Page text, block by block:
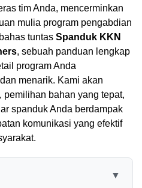
tim Anda, mencerminkan
mulia program pengabdian
tuntas Spanduk KKN
, sebuah panduan lengkap
program Anda
menarik. Kami akan
bahan yang tepat,
spanduk Anda berdampak
komunikasi yang efektif
▼